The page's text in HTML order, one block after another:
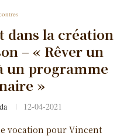
dans la création
– « Rêver un
un programme
»
12-04-2021
vocation pour Vincent